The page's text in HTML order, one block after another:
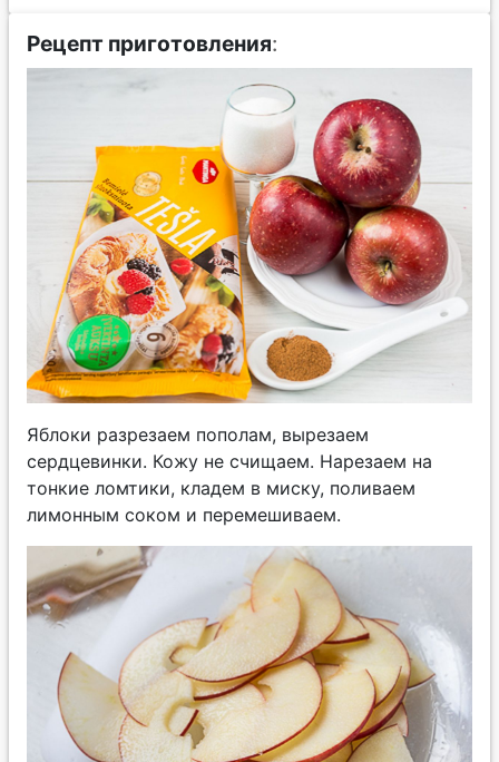
Рецепт приготовления:
Яблоки разрезаем пополам, вырезаем
сердцевинки. Кожу не счищаем. Нарезаем на
тонкие ломтики, кладем в миску, поливаем
лимонным соком и перемешиваем.